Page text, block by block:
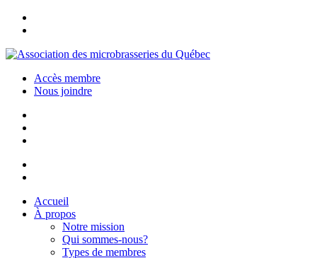
Accès membre
Nous joindre
Accueil
À propos
Notre mission
Qui sommes-nous?
Types de membres